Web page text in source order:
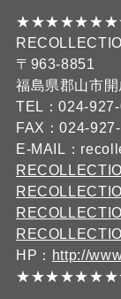
〒963-8851
福島県郡山市
TEL：024-
FAX：024-
E-MAIL：
HP： http://